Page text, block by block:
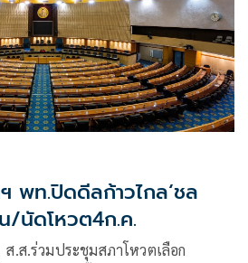
ล
/นัดโหวต4ก.ค.
.ส.ร่วมประชุมสภาโหวตเลือก